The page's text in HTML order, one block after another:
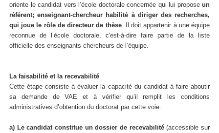
oriente le candidat vers l’école doctorale concernée qui lui proposeun
référent; enseignant-chercheur habilité à diriger des recherches,
qui joue le rôle de directeur de thèse. Il doit appartenir à une équipe
reconnue de l’école doctorale, c'est-à-dire faire partie de la liste
officielle des enseignants-chercheurs de l’équipe.
La faisabilité et la recevabilité
Cette étape consiste à évaluer la capacité du candidat à faire aboutir
sa demande de VAE et à vérifier qu’il remplit les conditions
administratives d’obtention du doctorat par cette voie.
a) Le candidat constitue un dossier de recevabilité(accessible sur